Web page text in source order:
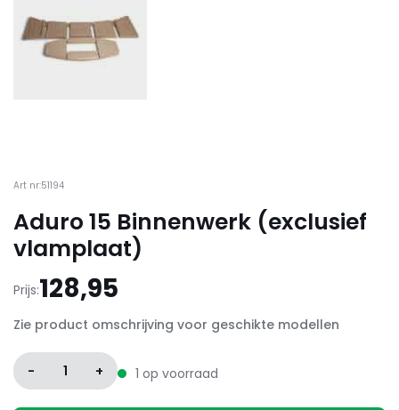
Art nr:51194
Aduro 15 Binnenwerk (exclusief
vlamplaat)
Prijs:128,95
Zie product omschrijving voor geschikte modellen
- 1 + 1 op voorraad